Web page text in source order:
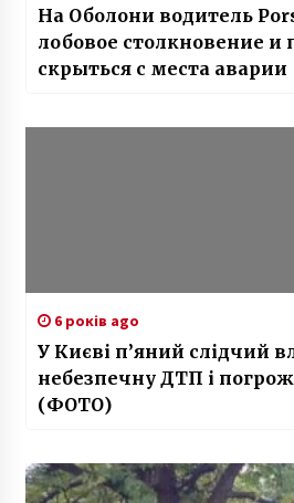
На Оболони водитель
лобовое столкновение и
скрыться с места аварии
6 років ago
У Києві п’яний слідчий
небезпечну ДТП і
(ФОТО)